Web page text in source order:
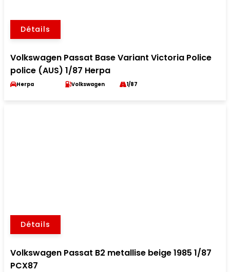
Détails
Volkswagen Passat Base Variant Victoria Police
police (AUS) 1/87 Herpa
Herpa Volkswagen 1/87
Détails
Volkswagen Passat B2 metallise beige 1985 1/87
PCX87